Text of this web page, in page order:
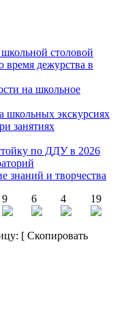
школьной столовой
время дежурства в
на школьное
школьных экскурсиях
занятиях
по ДДУ в 2026
знаний и творчества
9 6 4 19
[ Скопировать